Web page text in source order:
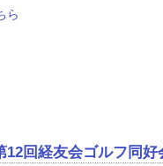
ら
12回経友会ゴルフ同